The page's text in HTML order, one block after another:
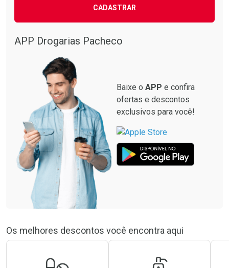
CADASTRAR
APP Drogarias Pacheco
Baixe o APP e confira
ofertas e descontos
exclusivos para você!
Os melhores descontos você encontra aqui